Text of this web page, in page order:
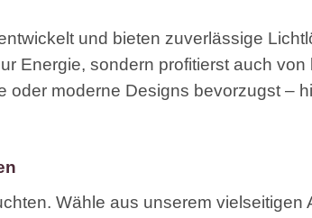
und bieten zuverlässige
Energie, sondern profitierst auch von
moderne Designs bevorzugst –
Wähle aus unserem vielseitigen